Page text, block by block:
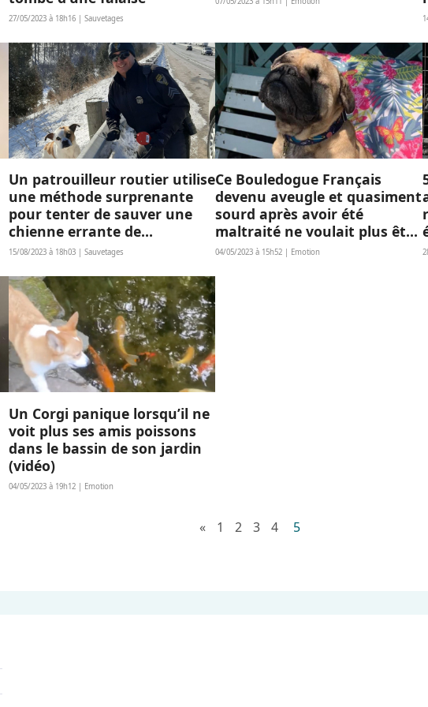
27/05/2023 à 18h16 | Sauvetages
Un patrouilleur routier utilise
une méthode surprenante
pour tenter de sauver une
chienne errante de
l'autoroute
15/08/2023 à 18h03 | Sauvetages
Ce Bouledogue Français
devenu aveugle et quasiment
sourd après avoir été
maltraité ne voulait plus être
approché par un humain
04/05/2023 à 15h52 | Emotion
Un Corgi panique lorsqu’il ne
voit plus ses amis poissons
dans le bassin de son jardin
(vidéo)
04/05/2023 à 19h12 | Emotion
« 1 2 3 4 5